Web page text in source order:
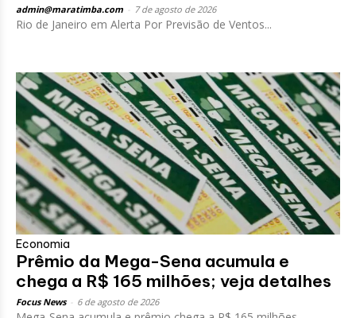
admin@maratimba.com 7 de agosto de 2026
Rio de Janeiro em Alerta Por Previsão de Ventos...
Economia
Prêmio da Mega-Sena acumula e
chega a R$ 165 milhões; veja detalhes
Focus News 6 de agosto de 2026